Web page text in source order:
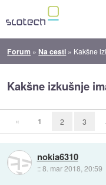
Forum » Na cesti » Kakšne
Kakšne izkušnje
« 1 2 3
nokia6310
::8. mar 2018, 20:59